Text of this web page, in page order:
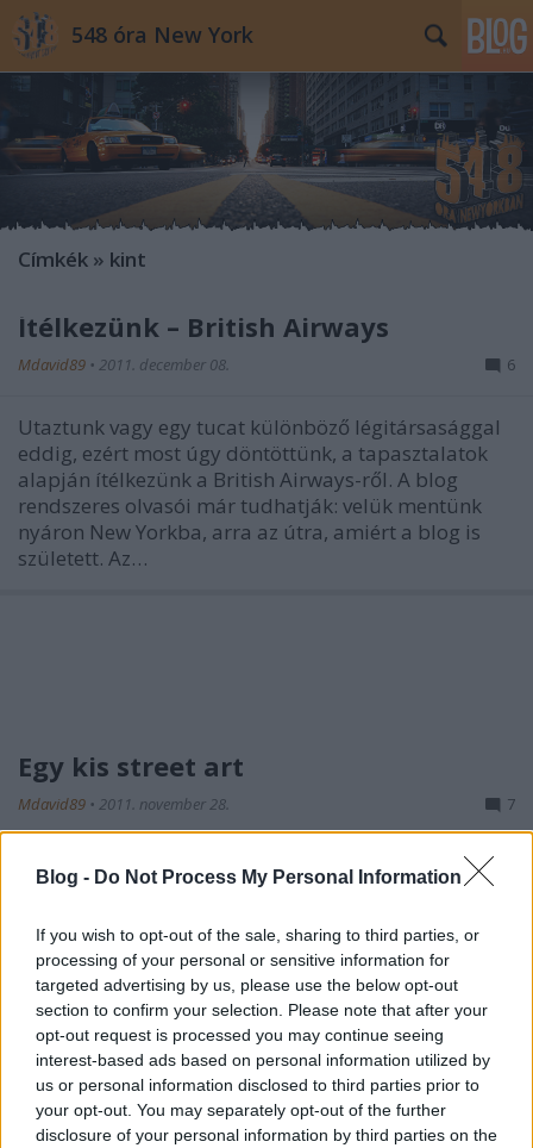
Blog - Do Not Process My Personal Information
If you wish to opt-out of the sale, sharing to third parties, or
processing of your personal or sensitive information for
targeted advertising by us, please use the below opt-out
section to confirm your selection. Please note that after your
opt-out request is processed you may continue seeing
interest-based ads based on personal information utilized by
us or personal information disclosed to third parties prior to
your opt-out. You may separately opt-out of the further
disclosure of your personal information by third parties on the
548 óra New York
Címkék » kint
Ítélkezünk – British Airways
Mdavid89 • 2011. december 08. 6
Utaztunk vagy egy tucat különböző légitársasággal
eddig, ezért most úgy döntöttünk, a tapasztalatok
alapján ítélkezünk a British Airways-ről. A blog
rendszeres olvasói már tudhatják: velük mentünk
nyáron New Yorkba, arra az útra, amiért a blog is
született. Az…
Egy kis street art
Mdavid89 • 2011. november 28. 7
Ahogy a nagyvárosoké általában, New York utcái,
épületei is hemzsegnek a kortárs művészek
konténereken és néhol még a járdán is találunk egy-
egy graffitit. Ezek témája, színvonala,
kidolgozottsága és hangulata persze nagyon…
Kinti magyar élmények
Mdavid89 • 2011. november 20.